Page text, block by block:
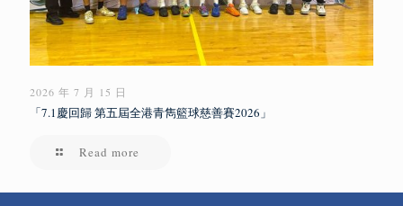
2026 年 7 月 15 日
「7.1慶回歸 第五屆全港青雋籃球慈善賽2026」
Read more